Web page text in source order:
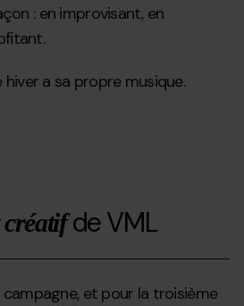
: en improvisant, en
hiver a sa propre musique.
créatifde VML
et pour la troisième